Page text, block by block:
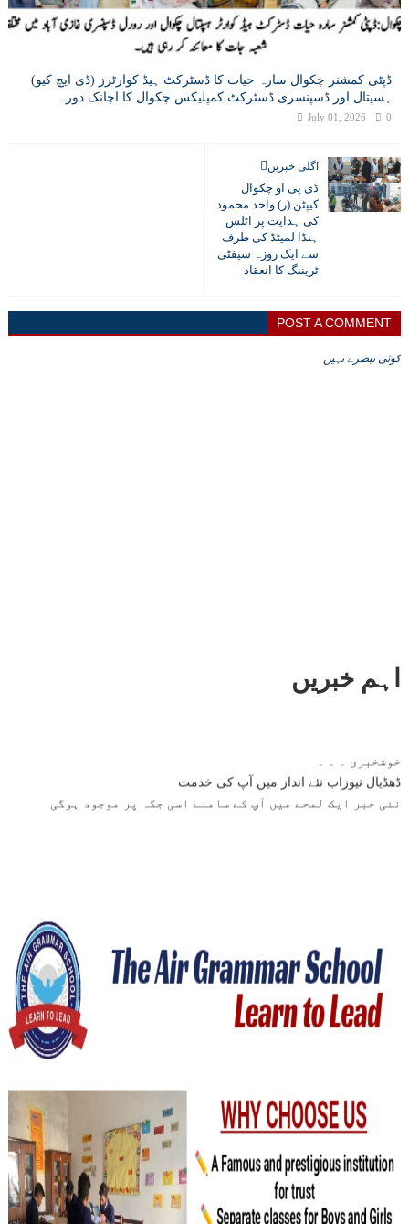
ڈپٹی کمشنر چکوال سارہ حیات کا ڈسٹرکٹ ہیڈ کوارٹرز (ڈی ایچ کیو)
ہسپتال اور ڈسپنسری ڈسٹرکٹ کمپلیکس چکوال کا اچانک دورہ
July 01, 2026 0
اگلی خبریں
ڈی پی او چکوال
کیپٹن (ر) واحد محمود
کی ہدایت پر اٹلس
ہنڈا لمیٹڈ کی طرف
سے ایک روزہ سیفٹی
ٹریننگ کا انعقاد
POST A COMMENT
کوئی تبصرے نہیں
اہم خبریں
ڈھڈیال نیوزاب نئے انداز میں آپ کی خدمت
نئی خبر ایک لمحے میں آپ کے سامنے اسی جگہ پر موجود ہوگی